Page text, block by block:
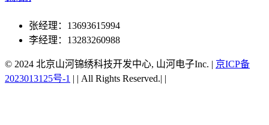
张经理：13693615994
李经理：13283260988
© 2024 北京山河锦绣科技开发中心, 山河电子Inc. | 京ICP备
2023013125号-1 | | All Rights Reserved.| |